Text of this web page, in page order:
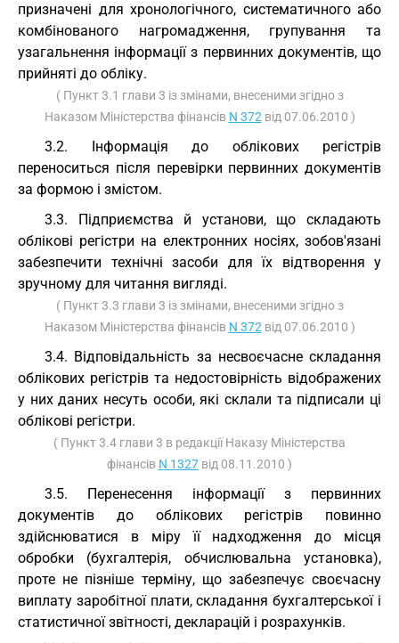
призначені для хронологічного, систематичного або
комбінованого нагромадження, групування та
узагальнення інформації з первинних документів, що
прийняті до обліку.
( Пункт 3.1 глави 3 із змінами, внесеними згідно з
Наказом Міністерства фінансів N 372 від 07.06.2010 )
3.2. Інформація до облікових регістрів
переноситься після перевірки первинних документів
за формою і змістом.
3.3. Підприємства й установи, що складають
облікові регістри на електронних носіях, зобов'язані
забезпечити технічні засоби для їх відтворення у
зручному для читання вигляді.
( Пункт 3.3 глави 3 із змінами, внесеними згідно з
Наказом Міністерства фінансів N 372 від 07.06.2010 )
3.4. Відповідальність за несвоєчасне складання
облікових регістрів та недостовірність відображених
у них даних несуть особи, які склали та підписали ці
облікові регістри.
( Пункт 3.4 глави 3 в редакції Наказу Міністерства
фінансів N 1327 від 08.11.2010 )
3.5. Перенесення інформації з первинних
документів до облікових регістрів повинно
здійснюватися в міру її надходження до місця
обробки (бухгалтерія, обчислювальна установка),
проте не пізніше терміну, що забезпечує своєчасну
виплату заробітної плати, складання бухгалтерської і
статистичної звітності, декларацій і розрахунків.